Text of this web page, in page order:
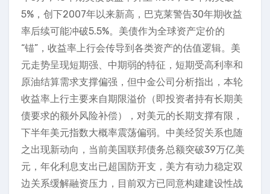
5%，创下2007年以来新高，巴克莱警告30年期收益
率后续可能冲破5.5%。美债作为全球资产定价的
“锚”，收益率上行会传导到各类资产的估值逻辑。美
元走势呈现短期强、中期弱的特征，短期受高利率和
原油结算需求支撑偏强，但中金公司分析指出，本轮
收益率上行主要来自期限溢价（即投资者持有长期美
债要求的额外风险补偿），对美元的长期支撑有限，
下半年美元指数大概率震荡偏弱。中美经贸关系也随
之出现新动向，当前美国联邦债务总额突破39万亿美
元，年化利息支出已超国防开支，美方有动力稳定双
边关系缓解融资压力，目前双方已同意构建建设性战